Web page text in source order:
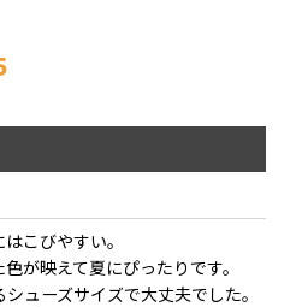
こびやすい。
が映えて夏にぴったりです。
ューズサイズで大丈夫でした。